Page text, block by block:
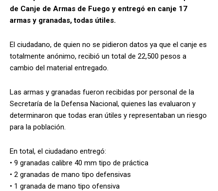
de Canje de Armas de Fuego y entregó en canje 17
armas y granadas, todas útiles.
El ciudadano, de quien no se pidieron datos ya que el canje es
totalmente anónimo, recibió un total de 22,500 pesos a
cambio del material entregado.
Las armas y granadas fueron recibidas por personal de la
Secretaría de la Defensa Nacional, quienes las evaluaron y
determinaron que todas eran útiles y representaban un riesgo
para la población.
En total, el ciudadano entregó:
• 9 granadas calibre 40 mm tipo de práctica
• 2 granadas de mano tipo defensivas
• 1 granada de mano tipo ofensiva